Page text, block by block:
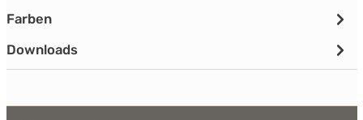
Farben
Downloads